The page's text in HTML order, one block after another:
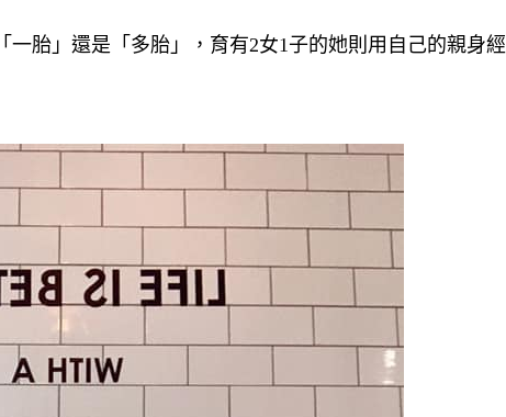
胎」還是「多胎」，育有2女1子的她則用自己的親身經